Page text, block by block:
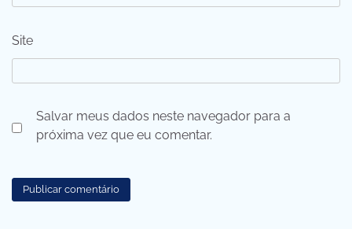
Site
Salvar meus dados neste navegador para a
próxima vez que eu comentar.